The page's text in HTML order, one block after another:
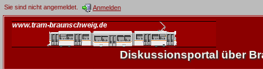
Sie sind nicht angemeldet. Anmelden
Diskussionsportal über